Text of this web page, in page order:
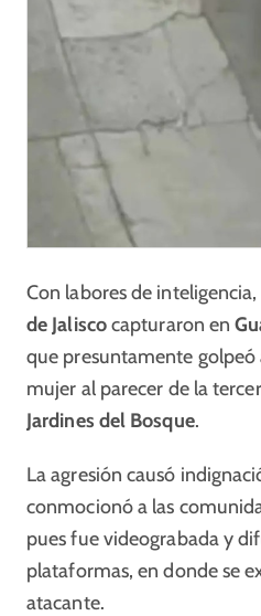
Con labores de
de Jaliscocapturaron en
que presuntamente
mujer al parecer de la
Jardines del Bosque.
La agresión causó
conmocionó a las
pues fue videograbada y
plataformas, en donde se
atacante.